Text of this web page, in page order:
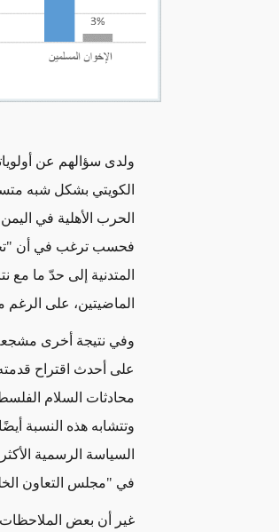
ولدى سؤالهم عن
الكويتي بشكل شبه
فحسب ترغب في أن
المتدنية إلى حدّ ما
الماضيتين، على
على أحدث اقتراح قدمته
محادثات السلام
وتتشابه هذه النسبة
السياسة الرسمية
في "مجلس التعاون
غير أن بعض الملاحظات